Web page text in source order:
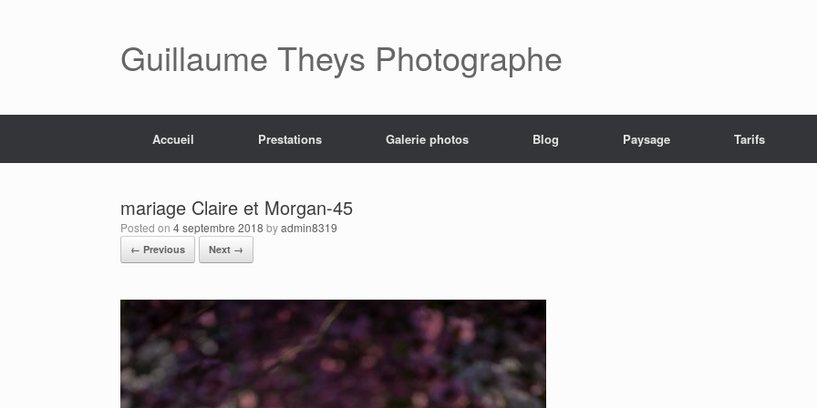
Guillaume Theys Photographe
Accueil Prestations Galerie photos Blog Paysage Tarifs
mariage Claire et Morgan-45
Posted on 4 septembre 2018 byadmin8319
← Previous Next →